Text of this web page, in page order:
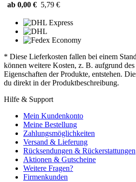
ab 0,00 € 5,79 €
* Diese Lieferkosten fallen bei einem
können weitere Kosten, z. B. aufgrund
Eigenschaften der Produkte, entstehen.
du direkt in der Produktbeschreibung.
Hilfe & Support
Mein Kundenkonto
Meine Bestellung
Zahlungsmöglichkeiten
Versand & Lieferung
Rücksendungen & Rückerstattungen
Aktionen & Gutscheine
Weitere Fragen?
Firmenkunden